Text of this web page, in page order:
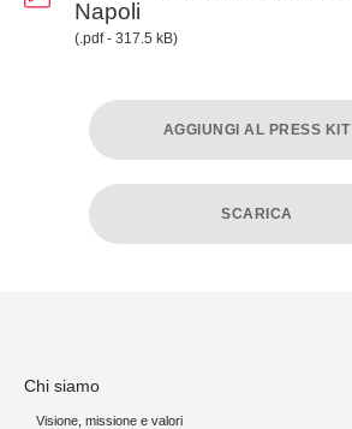
Napoli
(.pdf - 317.5 kB)
AGGIUNGI AL PRESS KIT
SCARICA
Chi siamo
Visione, missione e valori